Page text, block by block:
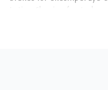
Lotion Clearing